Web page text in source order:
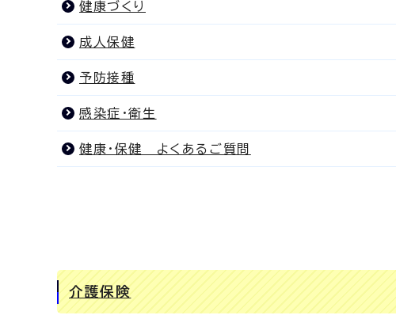
健康づくり
成人保健
予防接種
感染症・衛生
健康・保健 よくあるご質問
介護保険